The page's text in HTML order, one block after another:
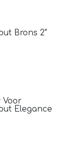
Brons 2"
Voor
Elegance